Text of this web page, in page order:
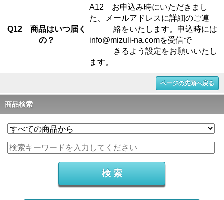
Q12 商品はいつ届く
の？
A12 お申込み時にいただきまし
た、メールアドレスに詳細のご連
絡をいたします。申込時には
info@mizuli-na.comを受信で
きるよう設定をお願いいたし
ます。
ページの先頭へ戻る
商品検索